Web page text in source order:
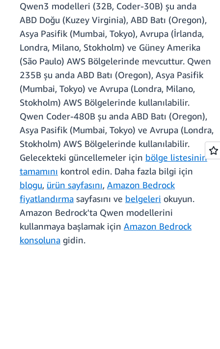
Qwen3 modelleri (32B, Coder-30B) şu anda
ABD Doğu (Kuzey Virginia), ABD Batı (Oregon),
Asya Pasifik (Mumbai, Tokyo), Avrupa (İrlanda,
Londra, Milano, Stokholm) ve Güney Amerika
(São Paulo) AWS Bölgelerinde mevcuttur. Qwen
235B şu anda ABD Batı (Oregon), Asya Pasifik
(Mumbai, Tokyo) ve Avrupa (Londra, Milano,
Stokholm) AWS Bölgelerinde kullanılabilir.
Qwen Coder-480B şu anda ABD Batı (Oregon),
Asya Pasifik (Mumbai, Tokyo) ve Avrupa (Londra,
Stokholm) AWS Bölgelerinde kullanılabilir.
Gelecekteki güncellemeler için bölge listesinin
tamamını kontrol edin. Daha fazla bilgi için
blogu, ürün sayfasını, Amazon Bedrock
fiyatlandırma sayfasını ve belgeleri okuyun.
Amazon Bedrock'ta Qwen modellerini
kullanmaya başlamak için Amazon Bedrock
konsoluna gidin.